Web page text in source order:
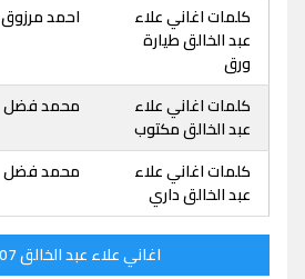
كلمات اغاني علاء
عبد الخالق طيارة
ورق
احمد مرزوق
كلمات اغاني علاء
عبد الخالق مكتوب
محمد فضل
كلمات اغاني علاء
عبد الخالق داري
محمد فضل
اغاني علاء عبد الخالق 107 اغنية